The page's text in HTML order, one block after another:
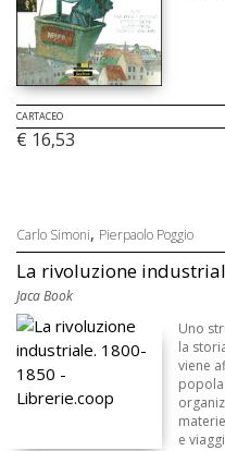
CARTACEO
€ 16,53
Carlo Simoni, Pierpaolo Poggio
La rivoluzione
Jaca Book
Uno
la
viene
e